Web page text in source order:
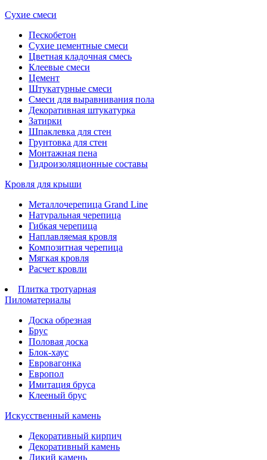
Сухие смеси
Пескобетон
Сухие цементные смеси
Цветная кладочная смесь
Клеевые смеси
Цемент
Штукатурные смеси
Смеси для выравнивания пола
Декоративная штукатурка
Затирки
Шпаклевка для стен
Грунтовка для стен
Монтажная пена
Гидроизоляционные составы
Кровля для крыши
Металлочерепица Grand Line
Натуральная черепица
Гибкая черепица
Наплавляемая кровля
Композитная черепица
Мягкая кровля
Расчет кровли
Плитка тротуарная
Пиломатериалы
Доска обрезная
Брус
Половая доска
Блок-хаус
Евровагонка
Европол
Имитация бруса
Клееный брус
Искусственный камень
Декоративный кирпич
Декоративный камень
Дикий камень